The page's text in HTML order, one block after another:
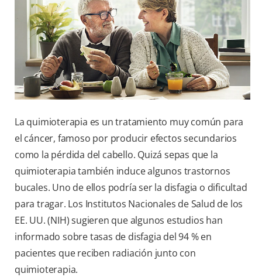
PARA PROFESIONALES
CUPONES
DÓNDE COMPRAR
VE (ES)
La quimioterapia es un tratamiento muy común para
el cáncer, famoso por producir efectos secundarios
como la pérdida del cabello. Quizá sepas que la
quimioterapia también induce algunos trastornos
bucales. Uno de ellos podría ser la disfagia o dificultad
para tragar. Los Institutos Nacionales de Salud de los
EE. UU. (NIH)sugieren que algunos estudios han
informado sobre tasas de disfagia del 94 % en
pacientes que reciben radiación junto con
quimioterapia.